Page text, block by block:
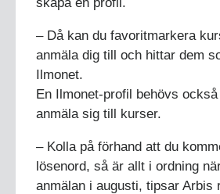
– Då kan du favoritmarkera
anmäla dig till och hittar dem
Ilmonet.
En Ilmonet-profil behövs
anmäla sig till kurser.
– Kolla på förhand att du
lösenord, så är allt i ordning
anmälan i augusti, tipsar Arbis